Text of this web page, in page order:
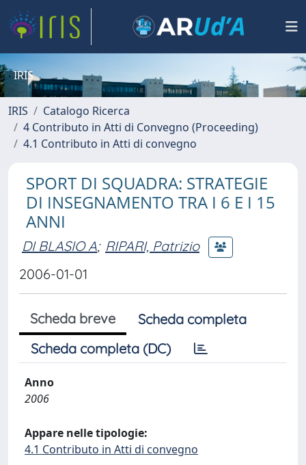
IRIS
IRIS
Catalogo Ricerca
4 Contributo in Atti di Convegno (Proceeding)
4.1 Contributo in Atti di convegno
SPORT DI SQUADRA: STRATEGIE
DI INSEGNAMENTO TRA I 6 E I 15
ANNI
DI BLASIO A; RIPARI, Patrizio
2006-01-01
Scheda breve
Scheda completa
Scheda completa (DC)
Anno
2006
Appare nelle tipologie:
4.1 Contributo in Atti di convegno